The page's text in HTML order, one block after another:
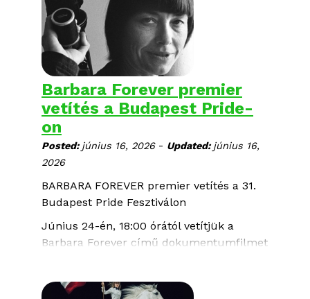
Barbara Forever premier
vetítés a Budapest Pride-
on
Posted:június 16, 2026 - Updated:június 16,
2026
BARBARA FOREVER premier vetítés a 31.
Budapest Pride Fesztiválon
Június 24-én, 18:00 órától vetítjük a
Barbara Forever című dokumentumfilmet